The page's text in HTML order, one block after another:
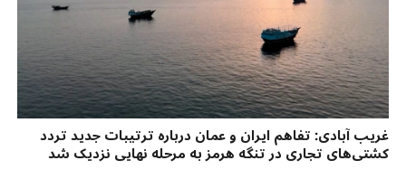
غریب آبادی: تفاهم ایران و عمان درباره ترتیبات جدید تردد
کشتی‌های تجاری در تنگه هرمز به مرحله نهایی نزدیک شد